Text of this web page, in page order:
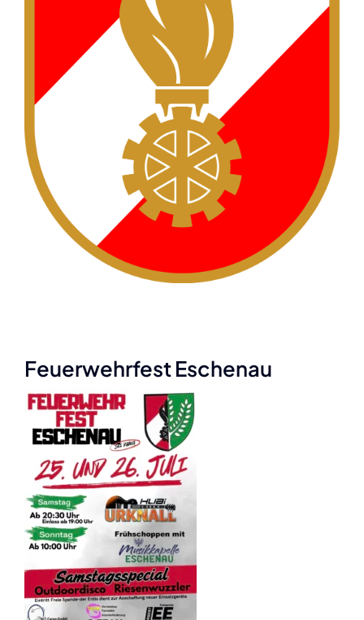
Feuerwehrfest Eschenau